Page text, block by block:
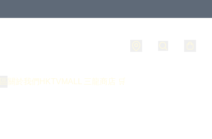
關於我們 HKTVMALL 三龍商店 🛒